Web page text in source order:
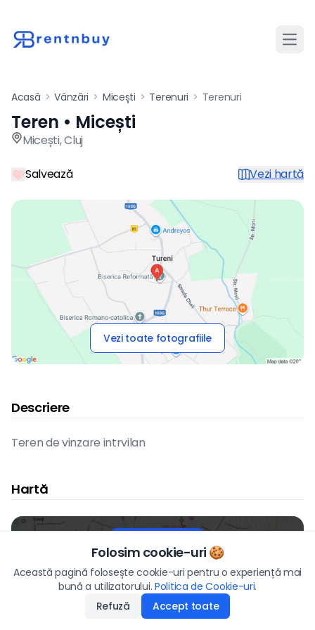
Acasă > Vânzări > Micești > Terenuri > Terenuri
Teren de vânzare în Micești
Teren • Micești
Micești,Cluj
Salvează Vezi hartă
Vezi toate fotografiile
Descriere
Teren de vinzare intrvilan
Hartă
Preț
456.000€
17.03.2026
Aplică
Folosim cookie-uri 🍪
Această pagină folosește cookie-uri pentru o experiență mai
bună a utilizatorului. Politica de Cookie-uri.
Refuză
Accept toate